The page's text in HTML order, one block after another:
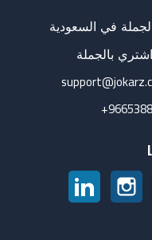
في السعودية
بالجملة
تويتر انستغرام